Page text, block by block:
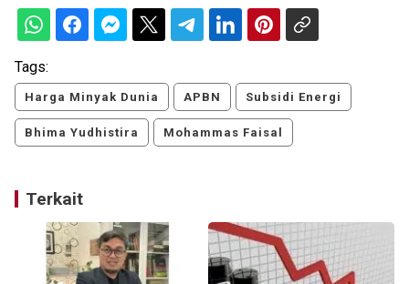
Tags:
Harga Minyak Dunia APBN Subsidi Energi
Bhima Yudhistira Mohammas Faisal
Terkait